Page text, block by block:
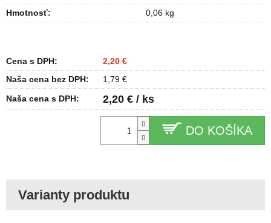
DO KOŠÍKA
Hmotnosť: 0,06 kg
Cena s DPH:
2,20 €
Naša cena bez DPH:
1,79 €
Naša cena s DPH:
2,20 € / ks